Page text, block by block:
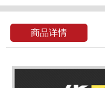
商品详情